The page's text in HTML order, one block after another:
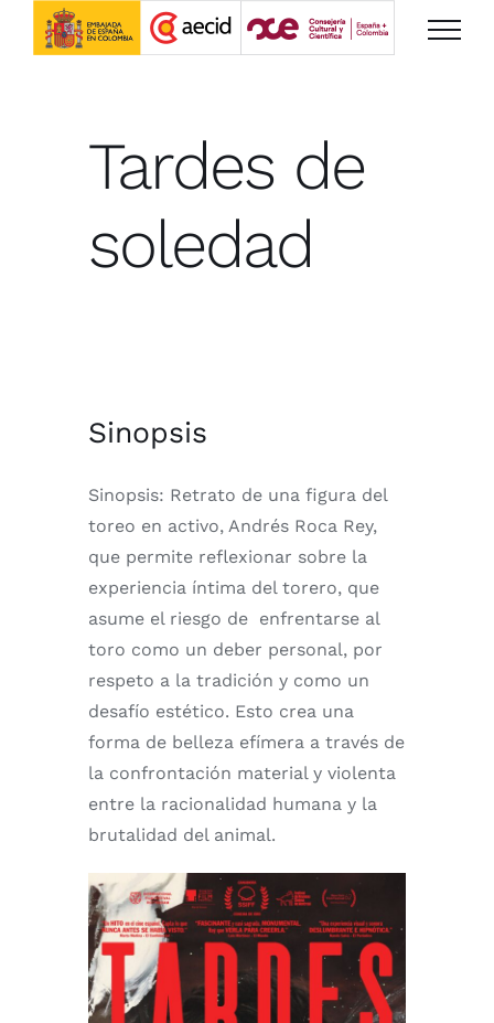
Saltar
Tardes de
soledad
Sinopsis
Sinopsis: Retrato de una figura del
toreo en activo, Andrés Roca Rey,
que permite reflexionar sobre la
experiencia íntima del torero, que
asume el riesgo de enfrentarse al
toro como un deber personal, por
respeto a la tradición y como un
desafío estético. Esto crea una
forma de belleza efímera a través de
la confrontación material y violenta
entre la racionalidad humana y la
brutalidad del animal.